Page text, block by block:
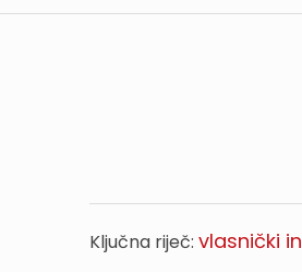
Ključna riječ: vlasnički